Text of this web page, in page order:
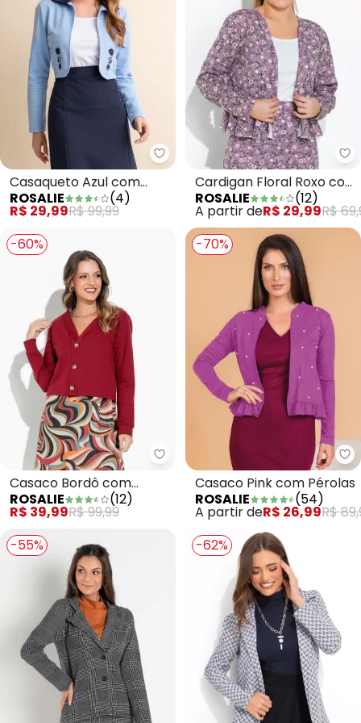
Rosalie - Casaqueto Azul com
Casaqueto Azul com
Bordado Flor
ROSALIE (4)
R$ 29,99R$ 99,99
Cardigan Floral Roxo com
Babado
ROSALIE (12)
A partir deR$ 29,99R$
-60%
Rosalie - Casaco Bordô com
Casaco Bordô com
Botões
ROSALIE (12)
R$ 39,99R$ 99,99
-70%
Casaco Pink com Pérolas
ROSALIE
(54)
A partir deR$ 26,99R$
-55%
-62%